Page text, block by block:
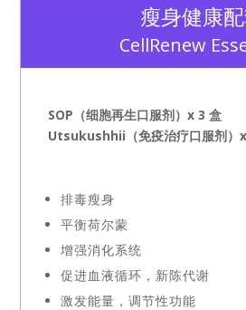
瘦身健康
CellRenew
SOP（细胞再生口服剂）x 3 盒
Utsukushhii（免疫治疗口服剂）
排毒瘦身
平衡荷尔蒙
增强消化系统
促进血液循环，新陈代谢
激发能量，调节性功能